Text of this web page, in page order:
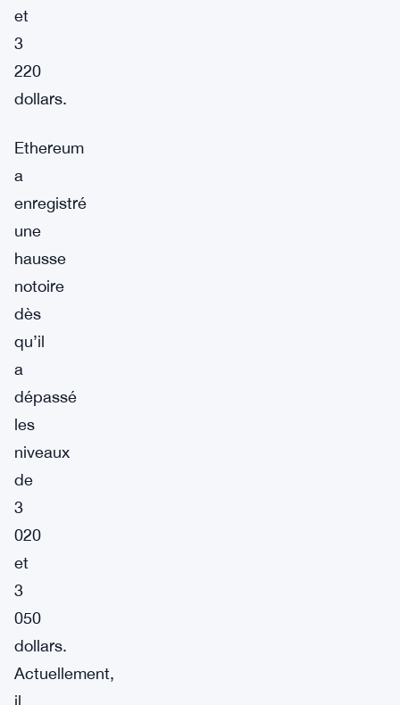
et
3
220
dollars.
Ethereum
a
enregistré
une
hausse
notoire
dès
qu’il
a
dépassé
les
niveaux
de
3
020
et
3
050
dollars.
Actuellement,
il